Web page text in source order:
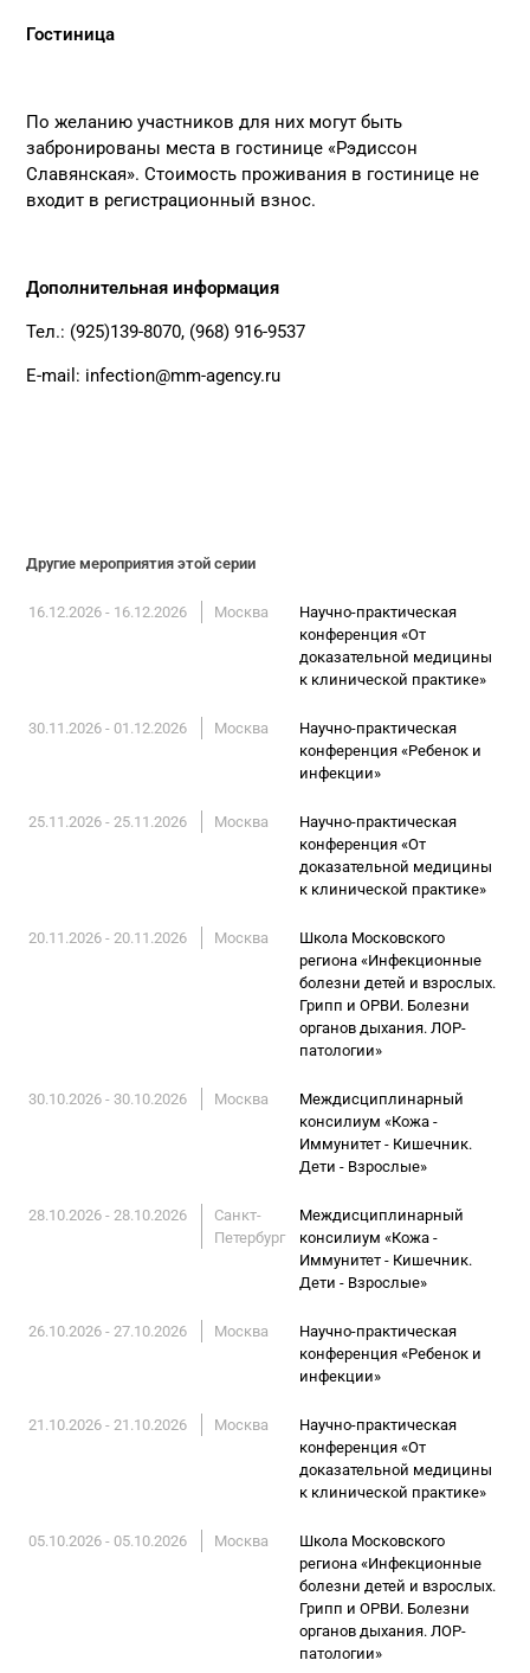
Гостиница
По желанию участников для них могут быть
забронированы места в гостинице «Рэдиссон
Славянская». Стоимость проживания в гостинице не
входит в регистрационный взнос.
Дополнительная информация
Тел.: (925)139-8070, (968) 916-9537
E-mail: infection@mm-agency.ru
Другие мероприятия этой серии
16.12.2026 - 16.12.2026 Москва
Научно-практическая
конференция «От
доказательной медицины
к клинической практике»
30.11.2026 - 01.12.2026 Москва
Научно-практическая
конференция «Ребенок и
инфекции»
25.11.2026 - 25.11.2026 Москва
Научно-практическая
конференция «От
доказательной медицины
к клинической практике»
20.11.2026 - 20.11.2026 Москва
Школа Московского
региона «Инфекционные
болезни детей и взрослых.
Грипп и ОРВИ. Болезни
органов дыхания. ЛОР-
патологии»
30.10.2026 - 30.10.2026 Москва
Междисциплинарный
консилиум «Кожа -
Иммунитет - Кишечник.
Дети - Взрослые»
28.10.2026 - 28.10.2026
Санкт-
Петербург
Междисциплинарный
консилиум «Кожа -
Иммунитет - Кишечник.
Дети - Взрослые»
26.10.2026 - 27.10.2026 Москва
Научно-практическая
конференция «Ребенок и
инфекции»
21.10.2026 - 21.10.2026 Москва
Научно-практическая
конференция «От
доказательной медицины
к клинической практике»
05.10.2026 - 05.10.2026 Москва
Школа Московского
региона «Инфекционные
болезни детей и взрослых.
Грипп и ОРВИ. Болезни
органов дыхания. ЛОР-
патологии»